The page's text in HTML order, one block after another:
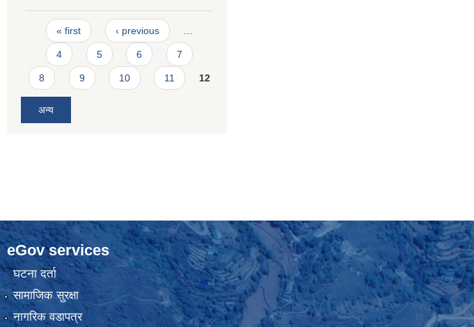
Pages
« first ‹ previous
4 5 6 7
8 9 10 11 12
अन्य
eGov services
घटना दर्ता
सामाजिक सुरक्षा
नागरिक वडापत्र